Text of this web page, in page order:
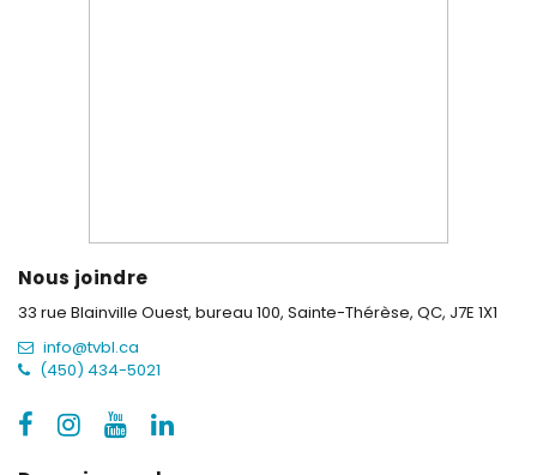
Nous joindre
33 rue Blainville Ouest, bureau 100, Sainte-Thérèse, QC, J7E 1X1
info@tvbl.ca
(450) 434-5021